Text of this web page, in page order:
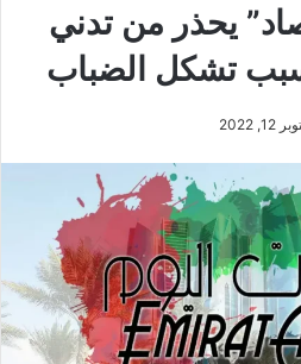
يحذر من تدني
تشكل الضباب
12, 2022